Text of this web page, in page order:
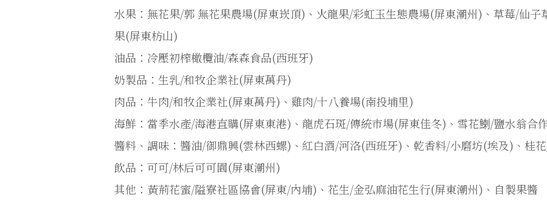
水果：無花果/郭 無花果農場(屏東崁頂)、火龍果/彩虹玉生態農場(屏東潮州)、草莓/仙
果(屏東枋山)
油品：冷壓初榨橄欖油/森森食品(西班牙)
奶製品：生乳/和牧企業社(屏東萬丹)
肉品：牛肉/和牧企業社(屏東萬丹)、雞肉/十八養場(南投埔里)
海鮮：當季水產/海港直購(屏東東港)、龍虎石斑/傳統市場(屏東佳冬)、雪花鯻/鹽水翁合
醬料、調味：醬油/御鼎興(雲林西螺)、紅白酒/河洛(西班牙)、乾香料/小磨坊(埃及)、桂
飲品：可可/林后可可園(屏東潮州)
其他：黃荊花蜜/隘寮社區協會(屏東/內埔)、花生/金弘麻油花生行(屏東潮州)、自製果醬